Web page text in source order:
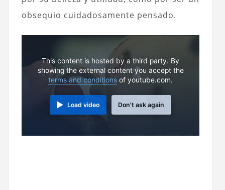
obsequio cuidadosamente pensado.
This content is hosted by a third party. By
showing the external content you accept the
terms and conditions of youtube.com.
Load video Don't ask again